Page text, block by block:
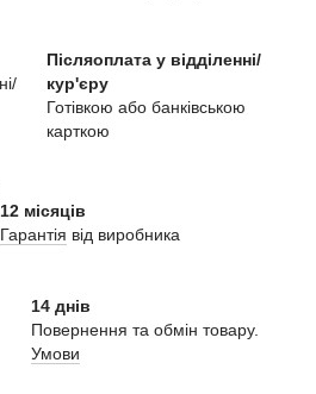
Післяоплата у відділенні/
кур'єру
Готівкою або банківською
карткою
12 місяців
Гарантія від виробника
14 днів
Повернення та обмін товару.
Умови